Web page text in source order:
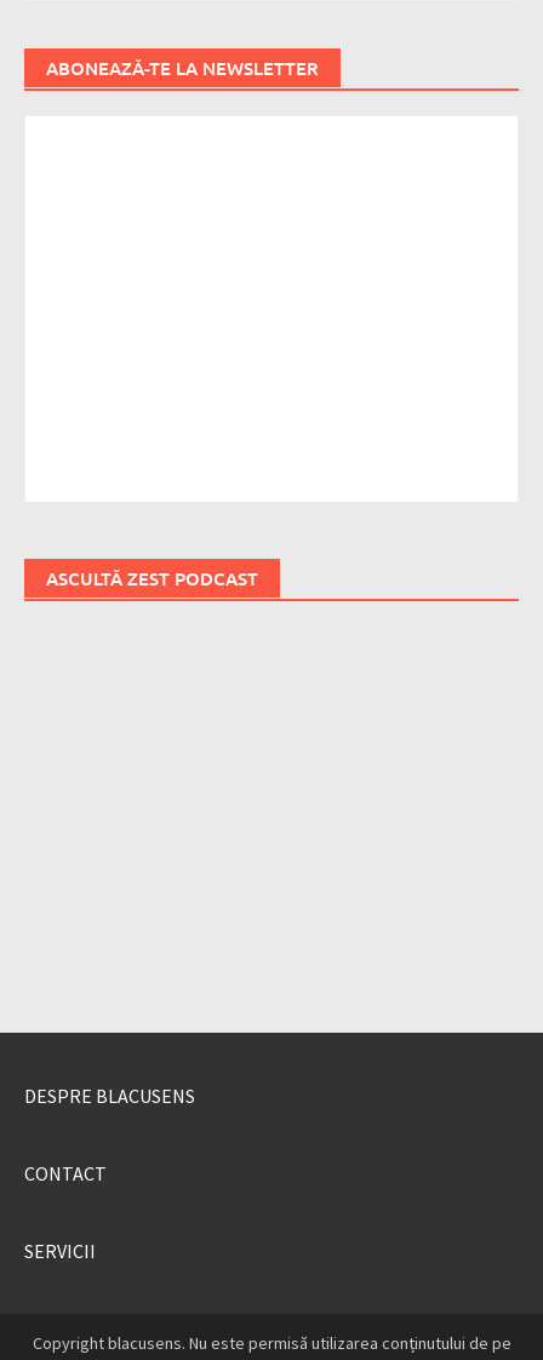
ABONEAZĂ-TE LA NEWSLETTER
ASCULTĂ ZEST PODCAST
DESPRE BLACUSENS
CONTACT
SERVICII
Copyright blacusens. Nu este permisă utilizarea conținutului de pe